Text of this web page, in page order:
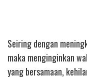
Seiring dengan
maka menginginkan
yang bersamaan,